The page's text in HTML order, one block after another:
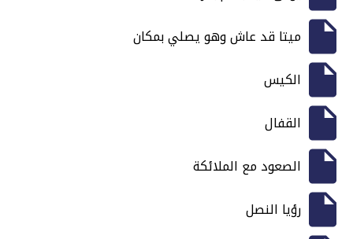
ميتا قد عاش وهو يصلي بمكان
الكيس
القفال
الصعود مع الملائكة
رؤيا النصل